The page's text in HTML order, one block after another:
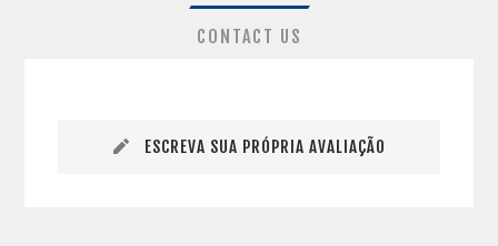
CONTACT US
ESCREVA SUA PRÓPRIA AVALIAÇÃO